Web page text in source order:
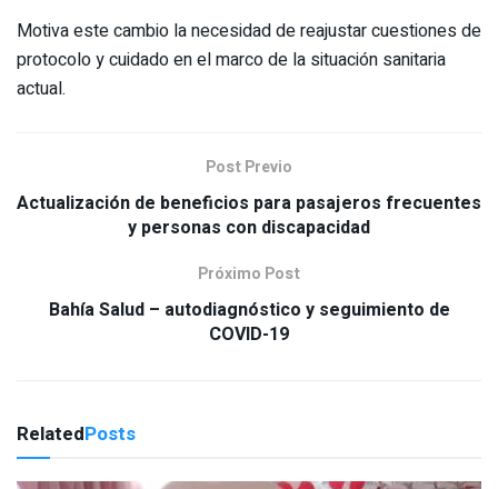
Motiva este cambio la necesidad de reajustar cuestiones de
protocolo y cuidado en el marco de la situación sanitaria
actual.
Post Previo
Actualización de beneficios para pasajeros frecuentes
y personas con discapacidad
Próximo Post
Bahía Salud – autodiagnóstico y seguimiento de
COVID-19
RelatedPosts